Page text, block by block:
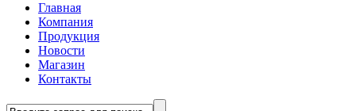
Главная
Компания
Продукция
Новости
Магазин
Контакты